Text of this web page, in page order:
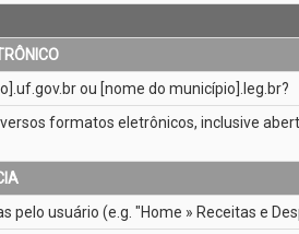
ou [nome do município].leg.br?
formatos eletrônicos, inclusive
pelo usuário (e.g. "Home » Receitas e